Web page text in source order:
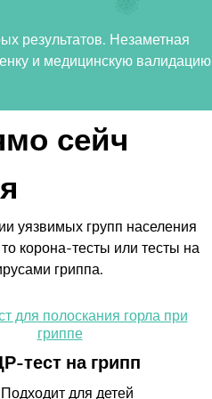
результатов. Незаметная
и медицинскую валидацию
сейч
уязвимых групп населения
корона-тесты или тесты на
гриппа.
тест на грипп
для детей